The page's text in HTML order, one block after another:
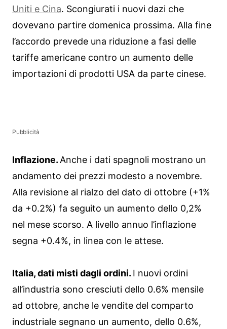
Uniti e Cina. Scongiurati i nuovi dazi che
dovevano partire domenica prossima. Alla fine
l’accordo prevede una riduzione a fasi delle
tariffe americane contro un aumento delle
importazioni di prodotti USA da parte cinese.
Pubblicità
Inflazione. Anche i dati spagnoli mostrano un
andamento dei prezzi modesto a novembre.
Alla revisione al rialzo del dato di ottobre (+1%
da +0.2%) fa seguito un aumento dello 0,2%
nel mese scorso. A livello annuo l’inflazione
segna +0.4%, in linea con le attese.
Italia, dati misti dagli ordini. I nuovi ordini
all’industria sono cresciuti dello 0.6% mensile
ad ottobre, anche le vendite del comparto
industriale segnano un aumento, dello 0.6%,